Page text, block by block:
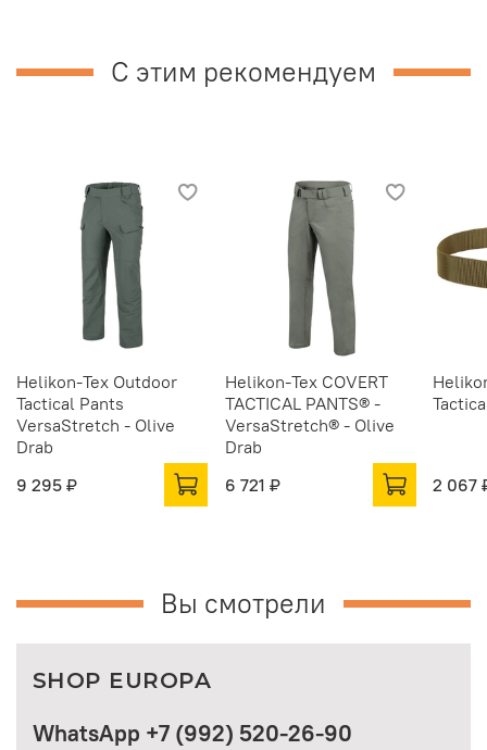
С этим рекомендуем
Helikon-Tex Outdoor
Tactical Pants
VersaStretch - Olive
Drab
9 295 ₽
Helikon-Tex COVERT
TACTICAL PANTS® -
VersaStretch® - Olive
Drab
6 721 ₽
2 067
Вы смотрели
WhatsApp +7 (992) 520-26-90
SHOP EUROPA